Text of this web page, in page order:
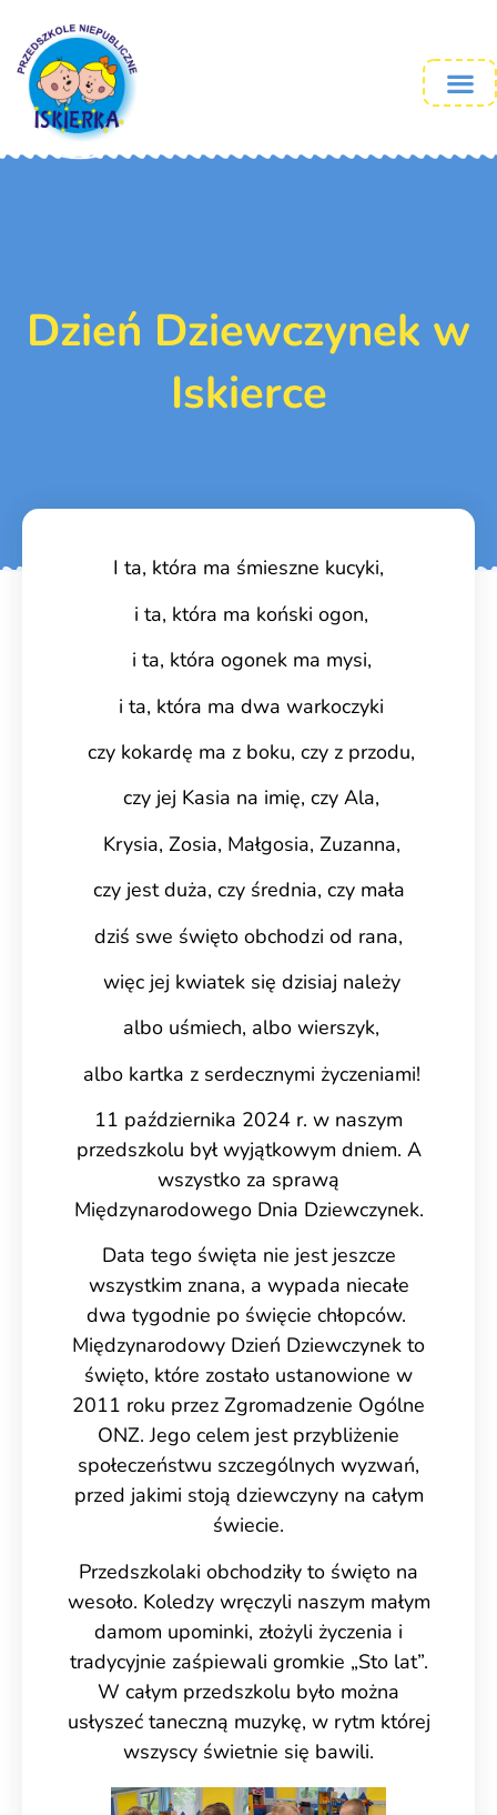
Dzień Dziewczynek w
Iskierce
I ta, która ma śmieszne kucyki,
i ta, która ma koński ogon,
i ta, która ogonek ma mysi,
i ta, która ma dwa warkoczyki
czy kokardę ma z boku, czy z przodu,
czy jej Kasia na imię, czy Ala,
Krysia, Zosia, Małgosia, Zuzanna,
czy jest duża, czy średnia, czy mała ­
dziś swe święto obchodzi od rana,
więc jej kwiatek się dzisiaj należy
albo uśmiech, albo wierszyk,
albo kartka z serdecznymi życzeniami!
11 października 2024 r. w naszym
przedszkolu był wyjątkowym dniem. A
wszystko za sprawą
Międzynarodowego Dnia Dziewczynek.
Data tego święta nie jest jeszcze
wszystkim znana, a wypada niecałe
dwa tygodnie po święcie chłopców.
Międzynarodowy Dzień Dziewczynek to
święto, które zostało ustanowione w
2011 roku przez Zgromadzenie Ogólne
ONZ. Jego celem jest przybliżenie
społeczeństwu szczególnych wyzwań,
przed jakimi stoją dziewczyny na całym
świecie.
Przedszkolaki obchodziły to święto na
wesoło. Koledzy wręczyli naszym małym
damom upominki, złożyli życzenia i
tradycyjnie zaśpiewali gromkie „Sto lat”.
W całym przedszkolu było można
usłyszeć taneczną muzykę, w rytm której
wszyscy świetnie się bawili.